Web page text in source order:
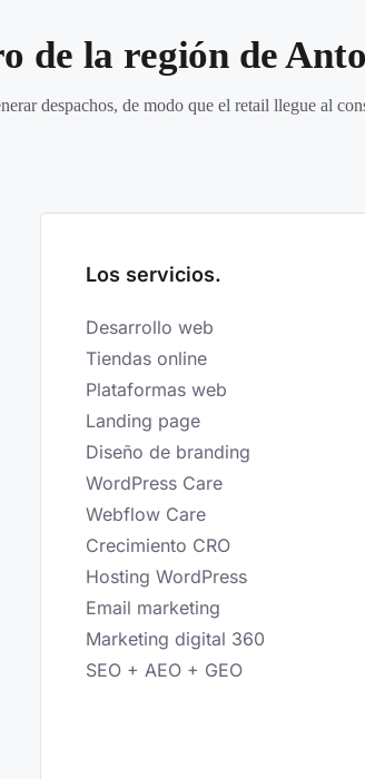
de la región de
despachos, de modo que el retail llegue al
Los servicios.
Desarrollo web
Tiendas online
Plataformas web
Landing page
Diseño de branding
WordPress Care
Webflow Care
Crecimiento CRO
Hosting WordPress
Email marketing
Marketing digital 360
SEO + AEO + GEO